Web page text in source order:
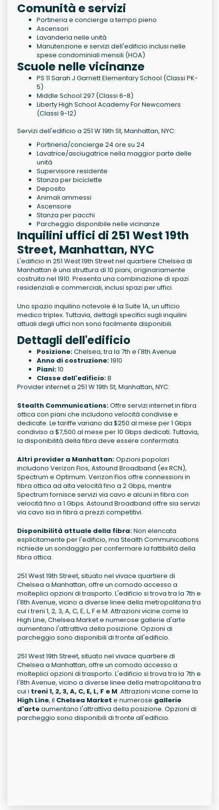
Comunità e servizi
Portineria e concierge a tempo pieno
Ascensori
Lavanderia nelle unità
Manutenzione e servizi dell'edificio inclusi nelle
spese condominiali mensili (HOA)
Scuole nelle vicinanze
PS 11 Sarah J Garnett Elementary School (Classi PK-
5)
Middle School 297 (Classi 6-8)
Liberty High School Academy For Newcomers
(Classi 9-12)
Servizi dell'edificio a 251 W 19th St, Manhattan, NYC:
Portineria/concierge 24 ore su 24
Lavatrice/asciugatrice nella maggior parte delle
unità
Supervisore residente
Stanza per biciclette
Deposito
Animali ammessi
Ascensore
Stanza per pacchi
Parcheggio disponibile nelle vicinanze
Inquilini uffici di 251 West 19th
Street, Manhattan, NYC
L'edificio in 251 West 19th Street nel quartiere Chelsea di
Manhattan è una struttura di 10 piani, originariamente
costruita nel 1910. Presenta una combinazione di spazi
residenziali e commerciali, inclusi spazi per uffici.
Uno spazio inquilino notevole è la Suite 1A, un ufficio
medico triplex. Tuttavia, dettagli specifici sugli inquilini
attuali degli uffici non sono facilmente disponibili.
Dettagli dell'edificio
Posizione:Chelsea, tra la 7th e l'8th Avenue
Anno di costruzione:1910
Piani:10
Classe dell'edificio:B
Provider internet a 251 W 19th St, Manhattan, NYC:
Stealth Communications:Offre servizi internet in fibra
ottica con piani che includono velocità condivise e
dedicate. Le tariffe variano da $250 al mese per 1 Gbps
condiviso a $7,500 al mese per 10 Gbps dedicati. Tuttavia,
la disponibilità della fibra deve essere confermata.
Altri provider a Manhattan:Opzioni popolari
includono Verizon Fios, Astound Broadband (ex RCN),
Spectrum e Optimum. Verizon Fios offre connessioni in
fibra ottica ad alta velocità fino a 2 Gbps, mentre
Spectrum fornisce servizi via cavo e alcuni in fibra con
velocità fino a 1 Gbps. Astound Broadband offre sia servizi
via cavo sia in fibra a prezzi competitivi.
Disponibilità attuale della fibra:Non elencata
esplicitamente per l'edificio, ma Stealth Communications
richiede un sondaggio per confermare la fattibilità della
fibra ottica.
251 West 19th Street, situato nel vivace quartiere di
Chelsea a Manhattan, offre un comodo accesso a
molteplici opzioni di trasporto. L'edificio si trova tra la 7th e
l'8th Avenue, vicino a diverse linee della metropolitana tra
cui i treni 1, 2, 3, A, C, E, L, F e M. Attrazioni vicine come la
High Line, Chelsea Market e numerose gallerie d'arte
aumentano l'attrattiva della posizione. Opzioni di
parcheggio sono disponibili di fronte all'edificio.
251 West 19th Street, situato nel vivace quartiere di
Chelsea a Manhattan, offre un comodo accesso a
molteplici opzioni di trasporto. L'edificio si trova tra la 7th e
l'8th Avenue, vicino a diverse linee della metropolitana tra
cui i treni 1, 2, 3, A, C, E, L, F e M. Attrazioni vicine come la
High Line, il Chelsea Market e numerose gallerie
d'arteaumentano l'attrattiva della posizione. Opzioni di
parcheggio sono disponibili di fronte all'edificio.